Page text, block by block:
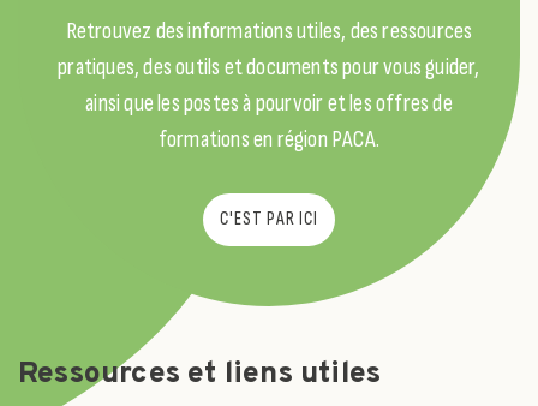
Retrouvez des informations utiles, des ressources
pratiques, des outils et documents pour vous guider,
ainsi que les postes à pourvoir et les offres de
formations en région PACA.
C'EST PAR ICI
Ressources et liens utiles